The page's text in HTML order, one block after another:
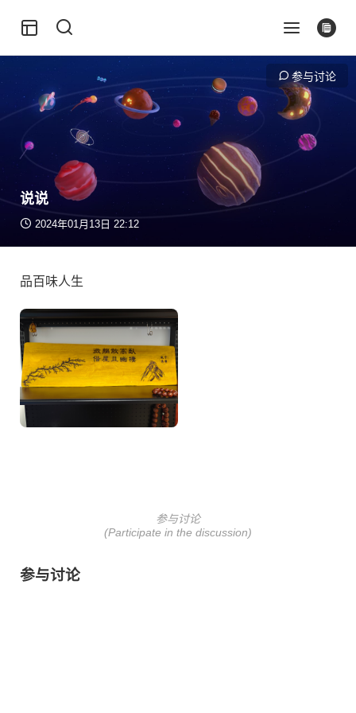
参与讨论
说说
2024年01月13日 22:12
品百味人生
参与讨论
(Participate in the discussion)
参与讨论